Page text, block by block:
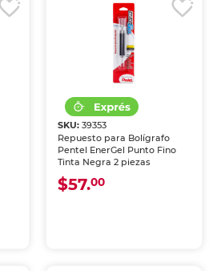
SKU: 39353
Repuesto para Bolígrafo
Pentel EnerGel Punto Fino
Tinta Negra 2 piezas
$57.00